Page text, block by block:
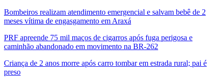
Bombeiros realizam atendimento emergencial e salvam bebê de 2
meses vítima de engasgamento em Araxá
PRF apreende 75 mil maços de cigarros após fuga perigosa e
caminhão abandonado em movimento na BR-262
Criança de 2 anos morre após carro tombar em estrada rural; pai é
preso